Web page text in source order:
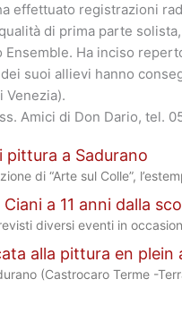
effettuato registrazioni
di prima parte
Ha inciso
suoi allievi hanno
Venezia).
Amici di Don Dario, tel.
pittura a Sadurano
di “Arte sul Colle”,
a 11 anni dalla
diversi eventi in
alla pittura en plein
(Castrocaro Terme -